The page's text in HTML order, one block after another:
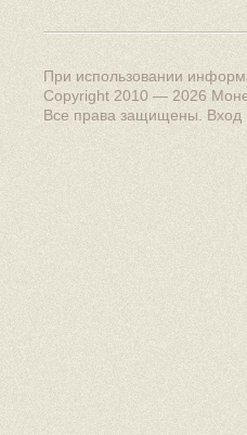
При использовании
Copyright 2010 — 2026
Все права защищены. Вход